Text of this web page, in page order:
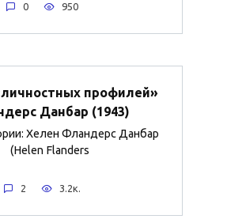
0 950
профилей»
Данбар (1943)
Хелен Фландерс Данбар
(Helen Flanders
2 3.2к.